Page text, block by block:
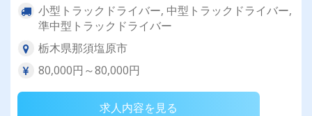
小型トラックドライバー, 中型トラックドライバー,
準中型トラックドライバー
栃木県那須塩原市
80,000円～80,000円
求人内容を見る